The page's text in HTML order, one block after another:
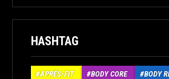
HASHTAG
APRÉS-FIT BODY CORE
BODY